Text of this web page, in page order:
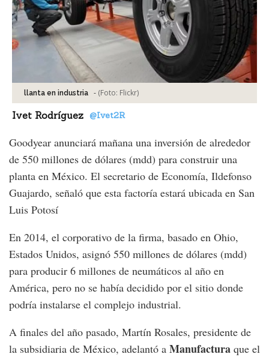
llanta en industria - (Foto: Flickr)
Ivet Rodríguez @Ivet2R
Goodyear anunciará mañana una inversión de alrededor
de 550 millones de dólares (mdd) para construir una
planta en México. El secretario de Economía, Ildefonso
Guajardo, señaló que esta factoría estará ubicada en San
Luis Potosí
En 2014, el corporativo de la firma, basado en Ohio,
Estados Unidos, asignó 550 millones de dólares (mdd)
para producir 6 millones de neumáticos al año en
América, pero no se había decidido por el sitio donde
podría instalarse el complejo industrial.
A finales del año pasado, Martín Rosales, presidente de
la subsidiaria de México, adelantó a Manufactura que el